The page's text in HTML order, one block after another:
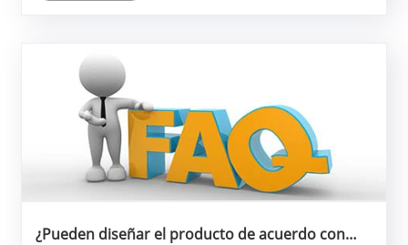
¿Pueden diseñar el producto de acuerdo con